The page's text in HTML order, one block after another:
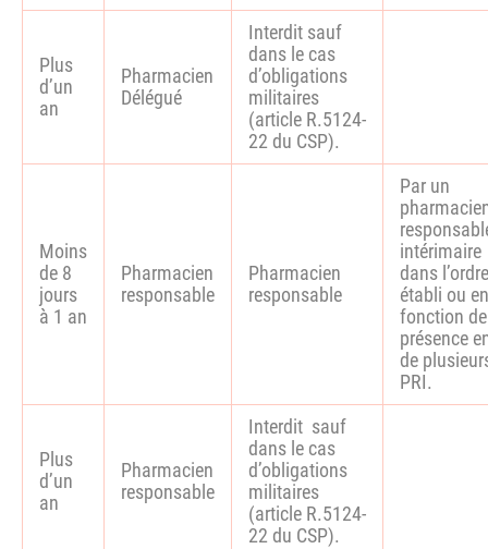
Plus
d’un
an
Pharmacien
Délégué
Interdit sauf
dans le cas
d’obligations
militaires
(article R.5124-
22 du CSP).
Moins
de 8
jours
à 1 an
Pharmacien
responsable
Pharmacien
responsable
Par un
intérimaire
dans l’ordre
établi ou en
fonction
présence
de
PRI.
Plus
d’un
an
Pharmacien
responsable
Interdit sauf
dans le cas
d’obligations
militaires
(article R.5124-
22 du CSP).